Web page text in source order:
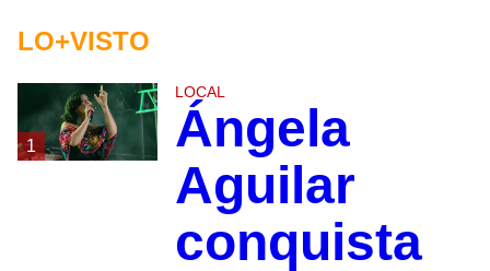
LO+VISTO
1
LOCAL
Ángela
Aguilar
conquista